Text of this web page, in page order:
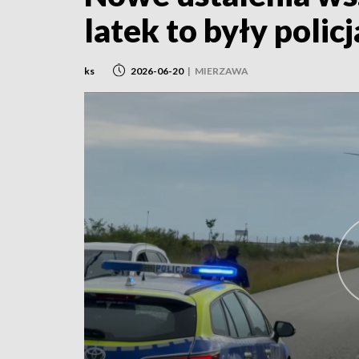
latek to były
ks 2026-06-20 | MIERZAWA